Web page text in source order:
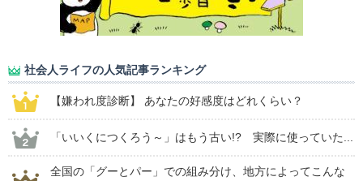
社会人ライフの人気記事ランキング
【嫌われ度診断】 あなたの好感度はどれくらい？
「いいくにつくろう～」はもう古い!? 実際に使っていた...
全国の「グーとパー」での組み分け、地方によってこんな